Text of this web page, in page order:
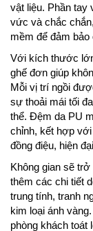
vật liệu. Phần tay
vức và chắc
mềm để đảm bảo
Với kích thước
ghế đơn giúp
Mỗi vị trí ngồi
sự thoải mái tối
thể. Đệm da PU
chỉnh, kết hợp
đồng điệu, hiện
Không gian sẽ
thêm các chi tiết
trung tính, tranh
kim loại ánh
phòng khách toát